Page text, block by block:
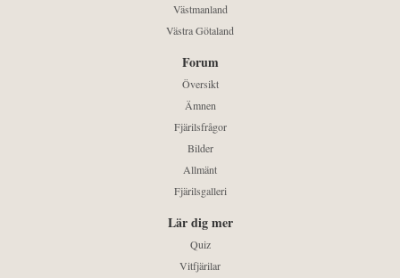
Västmanland
Västra Götaland
Forum
Översikt
Ämnen
Fjärilsfrågor
Bilder
Allmänt
Fjärilsgalleri
Lär dig mer
Quiz
Vitfjärilar